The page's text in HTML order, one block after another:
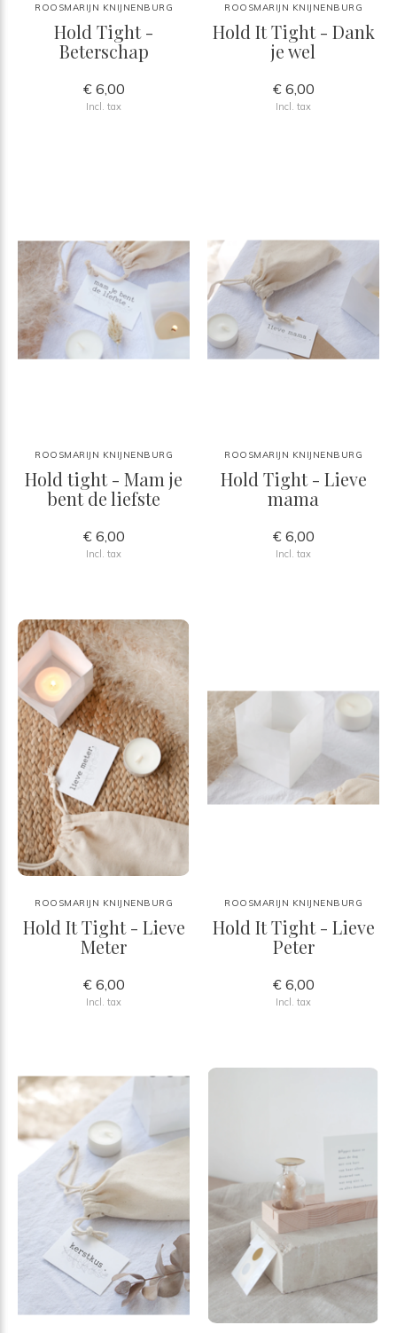
ROOSMARIJN KNIJNENBURG
Hold Tight -
Beterschap
€ 6,00
Incl. tax
ROOSMARIJN KNIJNENBURG
Hold It Tight - Dank
je wel
€ 6,00
Incl. tax
ROOSMARIJN KNIJNENBURG
Hold tight - Mam je
bent de liefste
€ 6,00
Incl. tax
ROOSMARIJN KNIJNENBURG
Hold Tight - Lieve
mama
€ 6,00
Incl. tax
ROOSMARIJN KNIJNENBURG
Hold It Tight - Lieve
Meter
€ 6,00
Incl. tax
ROOSMARIJN KNIJNENBURG
Hold It Tight - Lieve
Peter
€ 6,00
Incl. tax